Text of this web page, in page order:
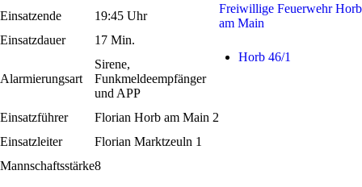
Einsatzende
19:45 Uhr
Einsatzdauer
17 Min.
Alarmierungsart
Sirene,
Funkmeldeempfänger
und APP
Einsatzführer
Florian Horb am Main 2
Einsatzleiter
Florian Marktzeuln 1
Mannschaftsstärke8
Freiwillige Feuerwehr Horb
am Main
Horb 46/1